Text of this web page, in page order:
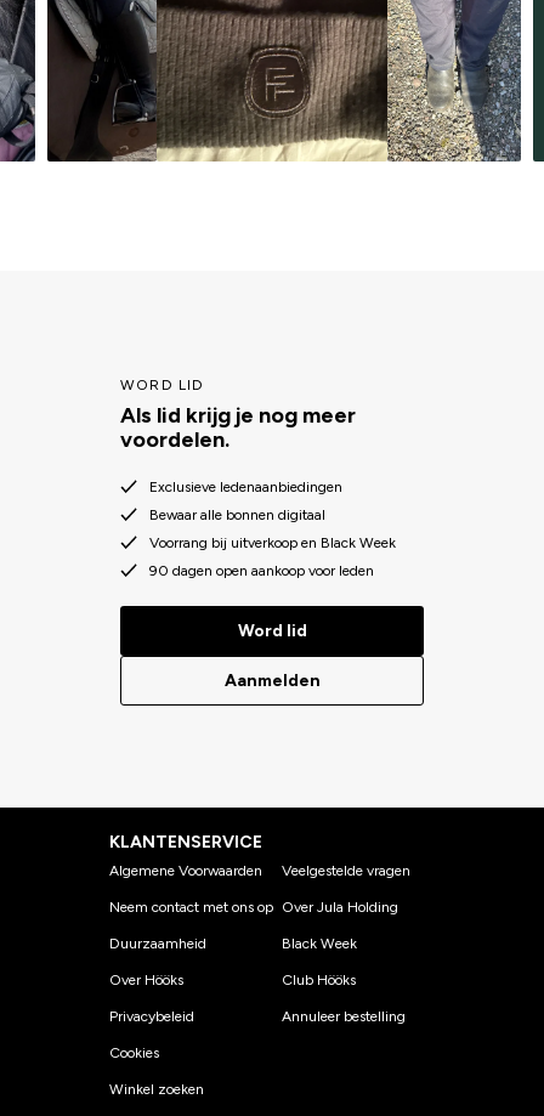
WORD LID
Als lid krijg je nog meer
voordelen.
Exclusieve ledenaanbiedingen
Bewaar alle bonnen digitaal
Voorrang bij uitverkoop en Black Week
90 dagen open aankoop voor leden
Word lid
Aanmelden
KLANTENSERVICE
Algemene Voorwaarden
Neem contact met ons op
Duurzaamheid
Over Hööks
Privacybeleid
Cookies
Winkel zoeken
Veelgestelde vragen
Over Jula Holding
Black Week
Club Hööks
Annuleer bestelling